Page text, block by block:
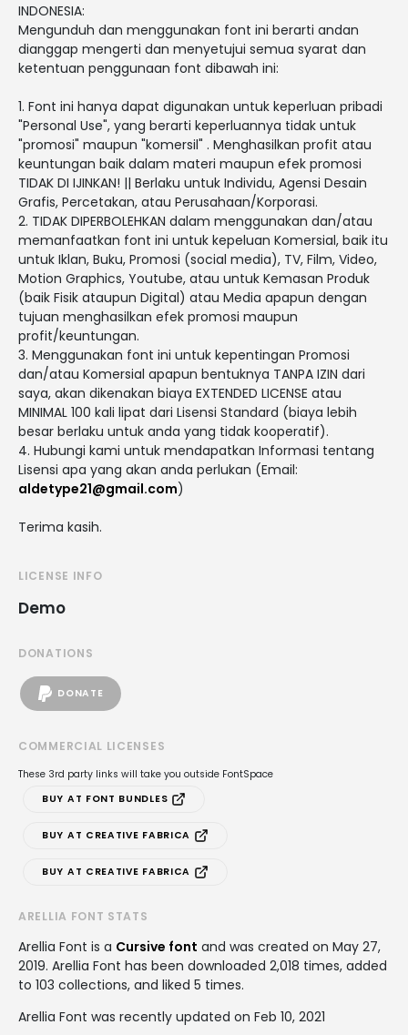
INDONESIA:
Mengunduh dan menggunakan font ini berarti andan
dianggap mengerti dan menyetujui semua syarat dan
ketentuan penggunaan font dibawah ini:
1. Font ini hanya dapat digunakan untuk keperluan pribadi
"Personal Use", yang berarti keperluannya tidak untuk
"promosi" maupun "komersil" . Menghasilkan profit atau
keuntungan baik dalam materi maupun efek promosi
TIDAK DI IJINKAN! || Berlaku untuk Individu, Agensi Desain
Grafis, Percetakan, atau Perusahaan/Korporasi.
2. TIDAK DIPERBOLEHKAN dalam menggunakan dan/atau
memanfaatkan font ini untuk kepeluan Komersial, baik itu
untuk Iklan, Buku, Promosi (social media), TV, Film, Video,
Motion Graphics, Youtube, atau untuk Kemasan Produk
(baik Fisik ataupun Digital) atau Media apapun dengan
tujuan menghasilkan efek promosi maupun
profit/keuntungan.
3. Menggunakan font ini untuk kepentingan Promosi
dan/atau Komersial apapun bentuknya TANPA IZIN dari
saya, akan dikenakan biaya EXTENDED LICENSE atau
MINIMAL 100 kali lipat dari Lisensi Standard (biaya lebih
besar berlaku untuk anda yang tidak kooperatif).
4. Hubungi kami untuk mendapatkan Informasi tentang
Lisensi apa yang akan anda perlukan (Email:
aldetype21@gmail.com)
Terima kasih.
LICENSE INFO
Demo
DONATIONS
DONATE
COMMERCIAL LICENSES
These 3rd party links will take you outside FontSpace
BUY AT FONT BUNDLES
BUY AT CREATIVE FABRICA
BUY AT CREATIVE FABRICA
ARELLIA FONT STATS
Arellia Font is a Cursive font and was created on May 27,
2019. Arellia Font has been downloaded 2,018 times, added
to 103 collections, and liked 5 times.
Arellia Font was recently updated on Feb 10, 2021